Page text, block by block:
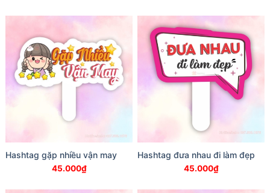
Hashtag gặp nhiều vận may
45.000₫
Hashtag đưa nhau đi làm đẹp
45.000₫